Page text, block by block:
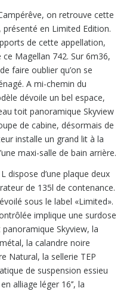
on retrouve cette
en Limited Edition.
de cette appellation,
Magellan 742. Sur 6m36,
faire oublier qu’on se
A mi-chemin du
dévoile un bel espace,
toit panoramique Skyview
de cabine, désormais de
installe un grand lit à la
maxi-salle de bain arrière.
dispose d’une plaque deux
de 135l de contenance.
sous le label «Limited».
implique une surdose
Skyview, la
la calandre noire
Natural, la sellerie TEP
de suspension essieu
alliage léger 16’’, la